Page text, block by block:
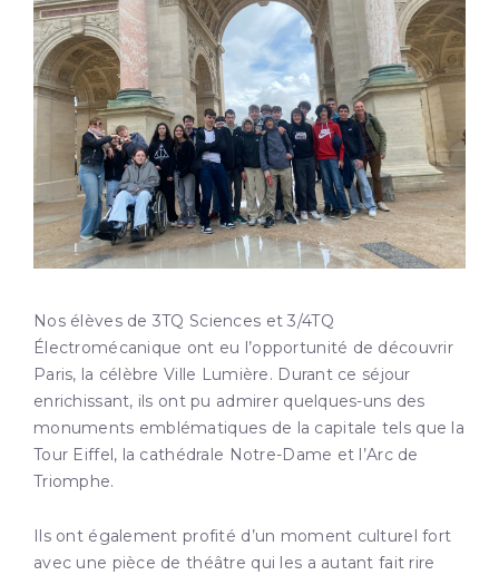
Nos élèves de 3TQ Sciences et 3/4TQ
Électromécanique ont eu l’opportunité de découvrir
Paris, la célèbre Ville Lumière. Durant ce séjour
enrichissant, ils ont pu admirer quelques-uns des
monuments emblématiques de la capitale tels que la
Tour Eiffel, la cathédrale Notre-Dame et l’Arc de
Triomphe.
Ils ont également profité d’un moment culturel fort
avec une pièce de théâtre qui les a autant fait rire